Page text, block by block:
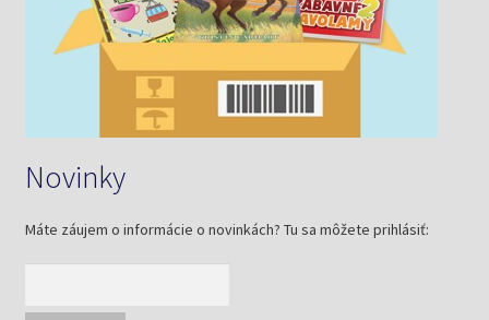
Novinky
Máte záujem o informácie o novinkách? Tu sa môžete prihlásiť: